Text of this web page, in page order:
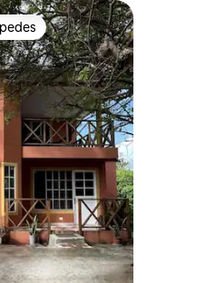
evaluaciones